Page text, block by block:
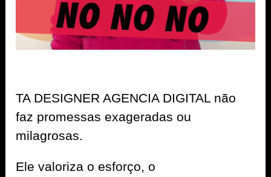
TA DESIGNER AGENCIA DIGITAL não
faz promessas exageradas ou
milagrosas.
Ele valoriza o esforço, o